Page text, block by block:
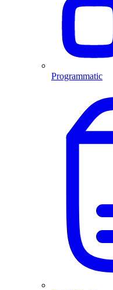
Programmatic